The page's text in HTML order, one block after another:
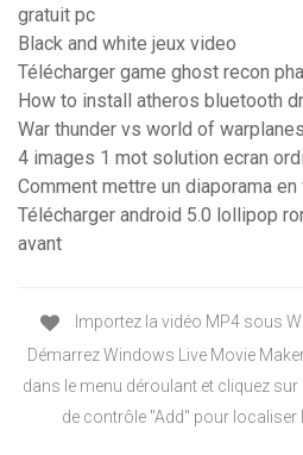
gratuit pc
Black and white jeux video
Télécharger game ghost recon
How to install atheros bluetooth
War thunder vs world of
4 images 1 mot solution ecran
Comment mettre un diaporama
Télécharger android 5.0 lollipop
avant
Importez la vidéo MP4 sous
Démarrez Windows Live Movie
dans le menu déroulant et cliquez
de contrôle "Add" pour localiser